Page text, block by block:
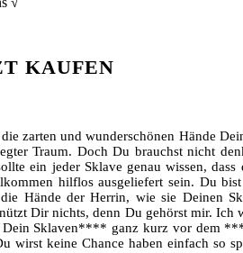
KAUFEN
die zarten und wunderschönen Hände
Traum. Doch Du brauchst nicht
ein jeder Sklave genau wissen,
hilflos ausgeliefert sein. Du
Hände der Herrin, wie sie Deinen
Dir nichts, denn Du gehörst mir.
Dein Sklaven**** ganz kurz vor dem
wirst keine Chance haben einfach so